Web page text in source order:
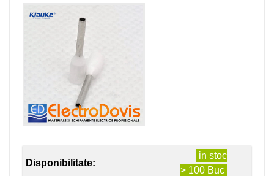
Disponibilitate:
in stoc
> 100 Buc